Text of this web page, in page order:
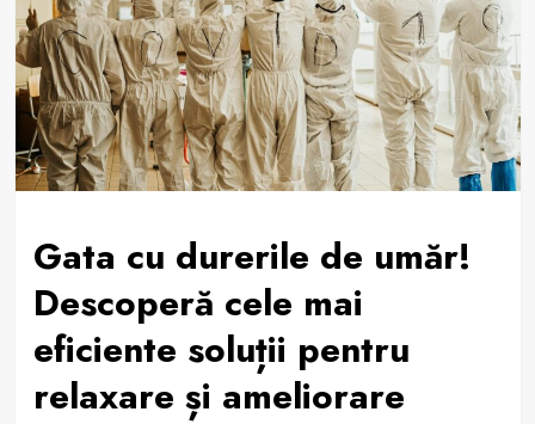
Gata cu durerile de umăr!
Descoperă cele mai
eficiente soluții pentru
relaxare și ameliorare